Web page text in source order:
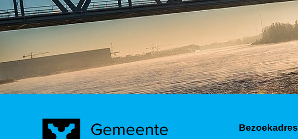
Bezoekadres